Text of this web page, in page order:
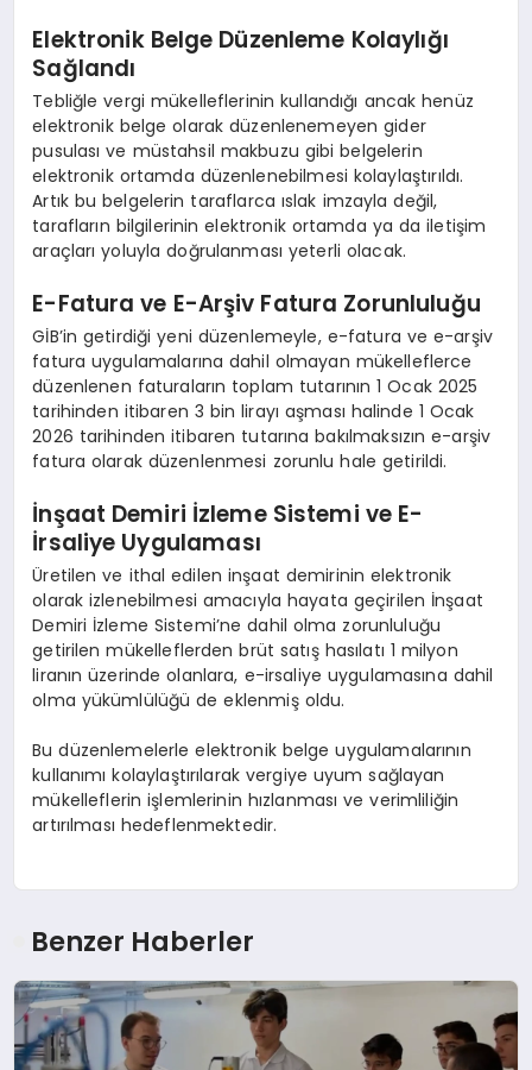
Elektronik Belge Düzenleme Kolaylığı
Sağlandı
Tebliğle vergi mükelleflerinin kullandığı ancak henüz
elektronik belge olarak düzenlenemeyen gider
pusulası ve müstahsil makbuzu gibi belgelerin
elektronik ortamda düzenlenebilmesi kolaylaştırıldı.
Artık bu belgelerin taraflarca ıslak imzayla değil,
tarafların bilgilerinin elektronik ortamda ya da iletişim
araçları yoluyla doğrulanması yeterli olacak.
E-Fatura ve E-Arşiv Fatura Zorunluluğu
GİB’in getirdiği yeni düzenlemeyle, e-fatura ve e-arşiv
fatura uygulamalarına dahil olmayan mükelleflerce
düzenlenen faturaların toplam tutarının 1 Ocak 2025
tarihinden itibaren 3 bin lirayı aşması halinde 1 Ocak
2026 tarihinden itibaren tutarına bakılmaksızın e-arşiv
fatura olarak düzenlenmesi zorunlu hale getirildi.
İnşaat Demiri İzleme Sistemi ve E-
İrsaliye Uygulaması
Üretilen ve ithal edilen inşaat demirinin elektronik
olarak izlenebilmesi amacıyla hayata geçirilen İnşaat
Demiri İzleme Sistemi’ne dahil olma zorunluluğu
getirilen mükelleflerden brüt satış hasılatı 1 milyon
liranın üzerinde olanlara, e-irsaliye uygulamasına dahil
olma yükümlülüğü de eklenmiş oldu.
Bu düzenlemelerle elektronik belge uygulamalarının
kullanımı kolaylaştırılarak vergiye uyum sağlayan
mükelleflerin işlemlerinin hızlanması ve verimliliğin
artırılması hedeflenmektedir.
Benzer Haberler